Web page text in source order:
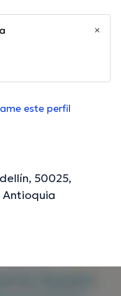
este perfil
50025,
Antioquia